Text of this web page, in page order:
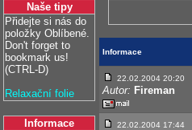
Naše tipy
Přidejte si nás do
položky Oblíbené.
Don't forget to
bookmark us!
(CTRL-D)
Relaxační folie
Informace
Informace
22.02.2004 20:20
Autor: Fireman
22.02.2004 17:44